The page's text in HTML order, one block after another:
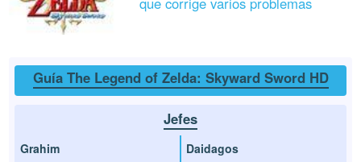
Guía The Legend of Zelda: Skyward Sword HD
Jefes
Grahim
Daidagos